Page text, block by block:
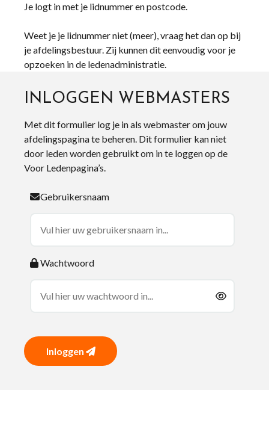
Je logt in met je lidnummer en postcode.
Weet je je lidnummer niet (meer), vraag het dan op bij
je afdelingsbestuur. Zij kunnen dit eenvoudig voor je
opzoeken in de ledenadministratie.
INLOGGEN WEBMASTERS
Met dit formulier log je in als webmaster om jouw
afdelingspagina te beheren. Dit formulier kan niet
door leden worden gebruikt om in te loggen op de
Voor Ledenpagina’s.
Gebruikersnaam
Wachtwoord
Inloggen